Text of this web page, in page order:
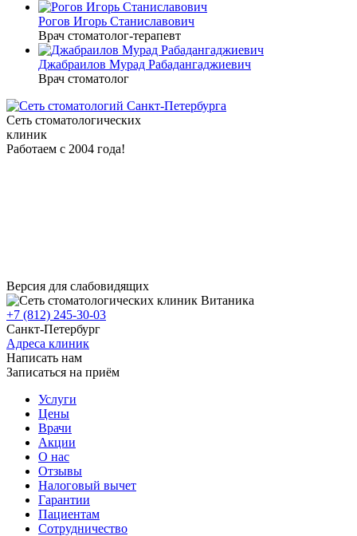
Рогов Игорь Станиславович
Врач стоматолог-терапевт
Джабраилов Мурад Рабадангаджиевич
Врач стоматолог
Сеть стоматологических
клиник
Работаем с 2004 года!
Версия для слабовидящих
+7 (812) 245-30-03
Санкт-Петербург
Адреса клиник
Написать нам
Записаться на приём
Услуги
Цены
Врачи
Акции
О нас
Отзывы
Налоговый вычет
Гарантии
Пациентам
Сотрудничество